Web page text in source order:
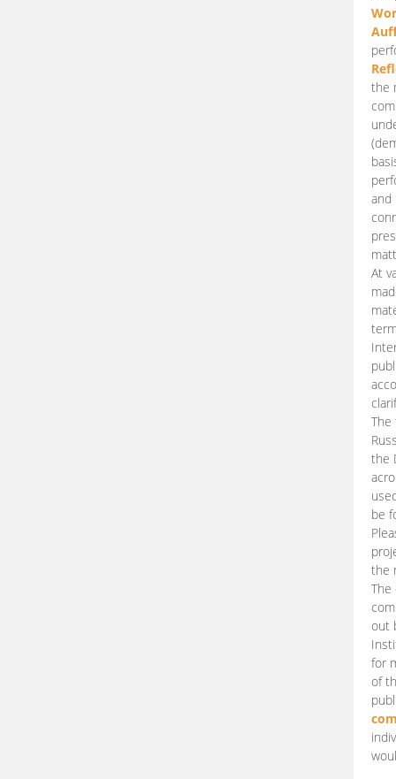
the
and
At
The
the
be
the
The
out
for
of